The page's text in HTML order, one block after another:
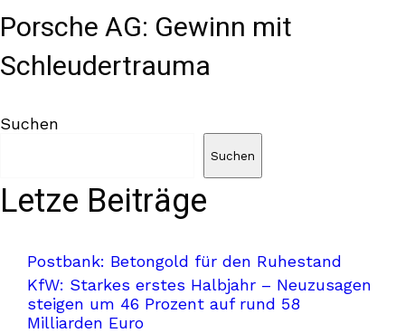
Porsche AG: Gewinn mit
Schleudertrauma
Suchen
Suchen
Letze Beiträge
Postbank: Betongold für den Ruhestand
KfW: Starkes erstes Halbjahr – Neuzusagen
steigen um 46 Prozent auf rund 58
Milliarden Euro